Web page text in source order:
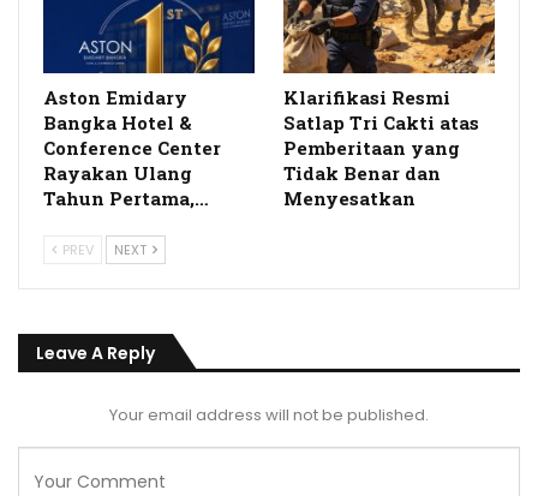
Aston Emidary
Bangka Hotel &
Conference Center
Rayakan Ulang
Tahun Pertama,…
Klarifikasi Resmi
Satlap Tri Cakti atas
Pemberitaan yang
Tidak Benar dan
Menyesatkan
PREV NEXT
Leave A Reply
Your email address will not be published.